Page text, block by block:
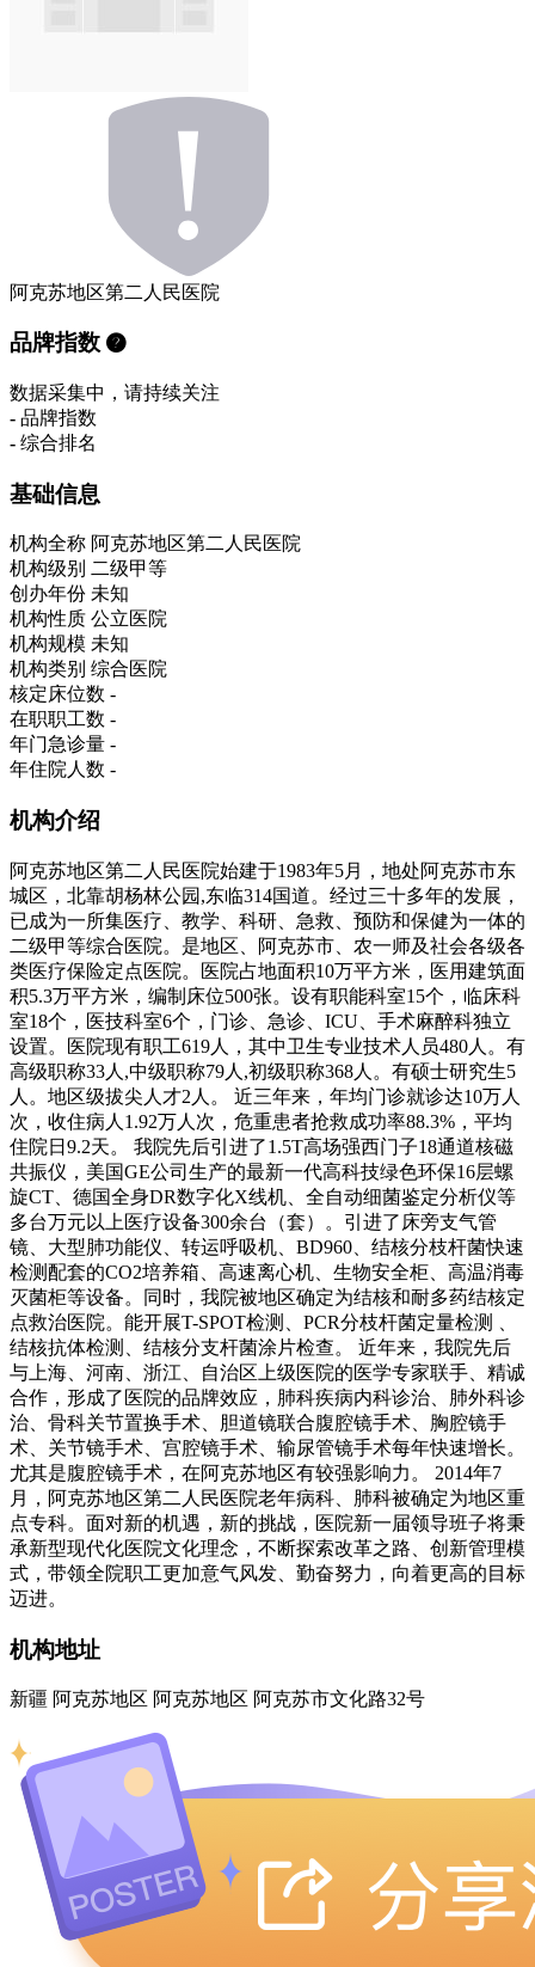
阿克苏地区第二人民医院
品牌指数
数据采集中，请持续关注
- 品牌指数
- 综合排名
基础信息
机构全称 阿克苏地区第二人民医院
机构级别 二级甲等
创办年份 未知
机构性质 公立医院
机构规模 未知
机构类别 综合医院
核定床位数 -
在职职工数 -
年门急诊量 -
年住院人数 -
机构介绍
阿克苏地区第二人民医院始建于1983年5月，地处阿克苏市东
城区，北靠胡杨林公园,东临314国道。经过三十多年的发展，
已成为一所集医疗、教学、科研、急救、预防和保健为一体的
二级甲等综合医院。是地区、阿克苏市、农一师及社会各级各
类医疗保险定点医院。医院占地面积10万平方米，医用建筑面
积5.3万平方米，编制床位500张。设有职能科室15个，临床科
室18个，医技科室6个，门诊、急诊、ICU、手术麻醉科独立
设置。医院现有职工619人，其中卫生专业技术人员480人。有
高级职称33人,中级职称79人,初级职称368人。有硕士研究生5
人。地区级拔尖人才2人。 近三年来，年均门诊就诊达10万人
次，收住病人1.92万人次，危重患者抢救成功率88.3%，平均
住院日9.2天。 我院先后引进了1.5T高场强西门子18通道核磁
共振仪，美国GE公司生产的最新一代高科技绿色环保16层螺
旋CT、德国全身DR数字化X线机、全自动细菌鉴定分析仪等
多台万元以上医疗设备300余台（套）。引进了床旁支气管
镜、大型肺功能仪、转运呼吸机、BD960、结核分枝杆菌快速
检测配套的CO2培养箱、高速离心机、生物安全柜、高温消毒
灭菌柜等设备。同时，我院被地区确定为结核和耐多药结核定
点救治医院。能开展T-SPOT检测、PCR分枝杆菌定量检测 、
结核抗体检测、结核分支杆菌涂片检查。 近年来，我院先后
与上海、河南、浙江、自治区上级医院的医学专家联手、精诚
合作，形成了医院的品牌效应，肺科疾病内科诊治、肺外科诊
治、骨科关节置换手术、胆道镜联合腹腔镜手术、胸腔镜手
术、关节镜手术、宫腔镜手术、输尿管镜手术每年快速增长。
尤其是腹腔镜手术，在阿克苏地区有较强影响力。 2014年7
月，阿克苏地区第二人民医院老年病科、肺科被确定为地区重
点专科。面对新的机遇，新的挑战，医院新一届领导班子将秉
承新型现代化医院文化理念，不断探索改革之路、创新管理模
式，带领全院职工更加意气风发、勤奋努力，向着更高的目标
迈进。
机构地址
新疆 阿克苏地区 阿克苏地区 阿克苏市文化路32号